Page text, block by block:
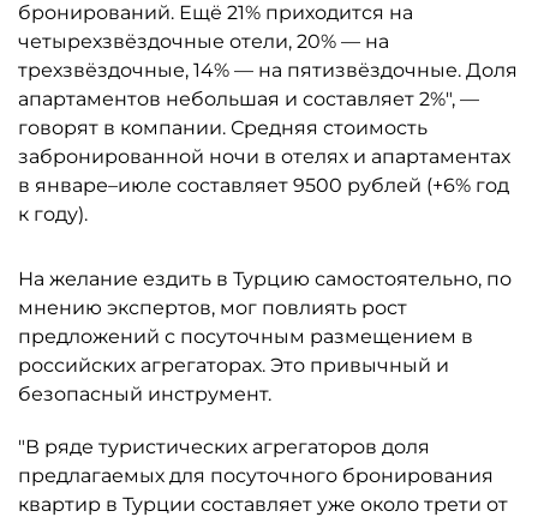
бронирований. Ещё 21% приходится на
четырехзвёздочные отели, 20% — на
трехзвёздочные, 14% — на пятизвёздочные. Доля
апартаментов небольшая и составляет 2%", —
говорят в компании. Средняя стоимость
забронированной ночи в отелях и апартаментах
в январе–июле составляет 9500 рублей (+6% год
к году).
На желание ездить в Турцию самостоятельно, по
мнению экспертов, мог повлиять рост
предложений с посуточным размещением в
российских агрегаторах. Это привычный и
безопасный инструмент.
"В ряде туристических агрегаторов доля
предлагаемых для посуточного бронирования
квартир в Турции составляет уже около трети от